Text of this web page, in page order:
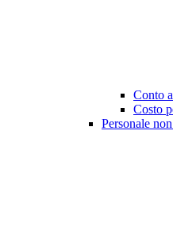
Conto
Costo
Personale